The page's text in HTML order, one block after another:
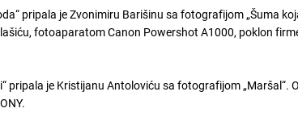
pripala je Zvonimiru Barišinu sa fotografijom „Šuma
fotoaparatom Canon Powershot A1000, poklon
pripala je Kristijanu Antoloviću sa fotografijom „Maršal“.